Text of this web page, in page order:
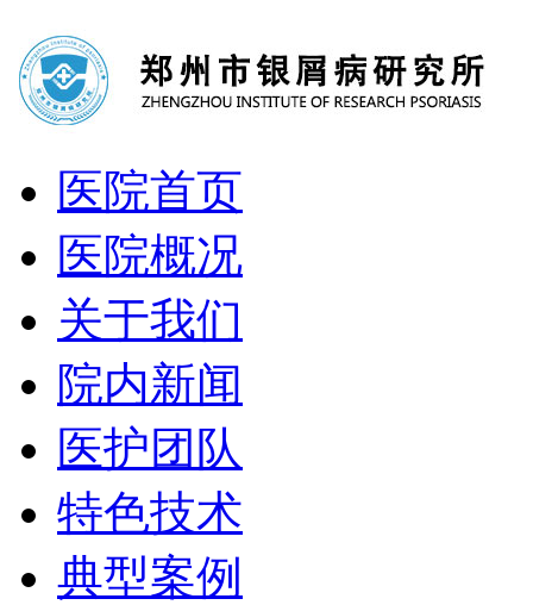
医院首页
医院概况
关于我们
院内新闻
医护团队
特色技术
典型案例